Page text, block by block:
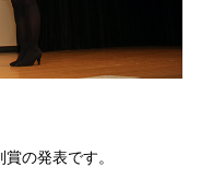
の発表です。